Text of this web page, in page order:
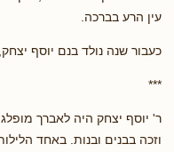
עין הרע בברכה.
כעבור שנה נולד בנם יוסף
***
ר' יוסף יצחק היה לאברך
וזכה בבנים ובנות. באחד